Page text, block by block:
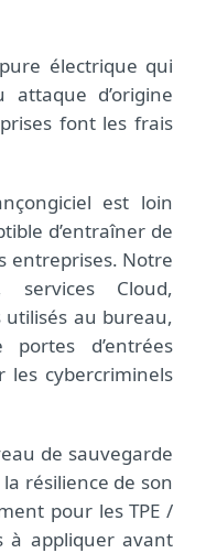
électrique qui
d’origine
font les frais
est loin
d’entraîner de
entreprises. Notre
services Cloud,
utilisés au bureau,
d’entrées
les cybercriminels
de sauvegarde
résilience de son
pour les TPE /
à appliquer avant